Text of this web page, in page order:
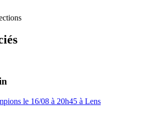
le 16/08 à 20h45 à Lens